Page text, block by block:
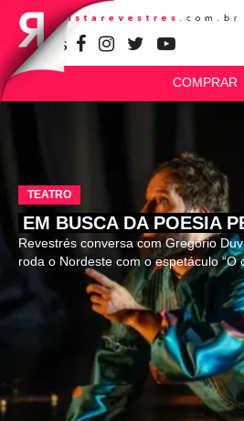
SIGA-NOS
COMPRAR
TEATRO
EM BUSCA DA POESIA
Revestrés conversa com Gregório
roda o Nordeste com o espetáculo “O